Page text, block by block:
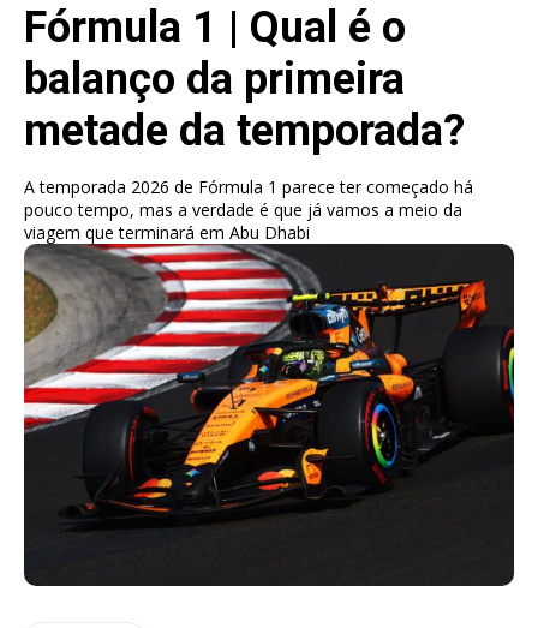
Fórmula 1 | Qual é o
balanço da primeira
metade da temporada?
A temporada 2026 de Fórmula 1 parece ter começado há
pouco tempo, mas a verdade é que já vamos a meio da
viagem que terminará em Abu Dhabi